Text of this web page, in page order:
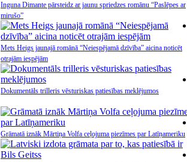
Inguna Dimante pārsteidz ar jaunu spriedzes romānu “Paslēpes ar
mirušo”
Mets Heigs jaunajā romānā “Neiespējamā dzīvība” aicina noticēt
otrajām iespējām
Dokumentāls trilleris vēsturiskas patiesības meklējumos
Grāmatā iznāk Mārtiņa Volfa ceļojuma piezīmes par Latīņameriku